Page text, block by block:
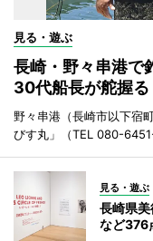
見る・遊ぶ
長崎・野々串港で
30代船長が舵握る
野々串港（長崎市以下宿
びす丸」（TEL 080-
見る・遊ぶ
長崎県
など376